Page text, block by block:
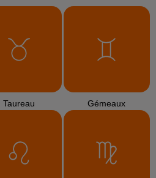
Taureau Gémeaux